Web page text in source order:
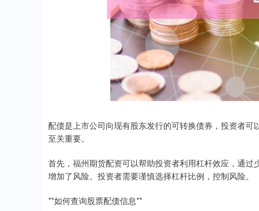
配债是上市公司向现有股东发行的可转换债券，投资者
至关重要。
首先，福州期货配资可以帮助投资者利用杠杆效应，通
增加了风险。投资者需要谨慎选择杠杆比例，控制风险。
**如何查询股票配债信息**